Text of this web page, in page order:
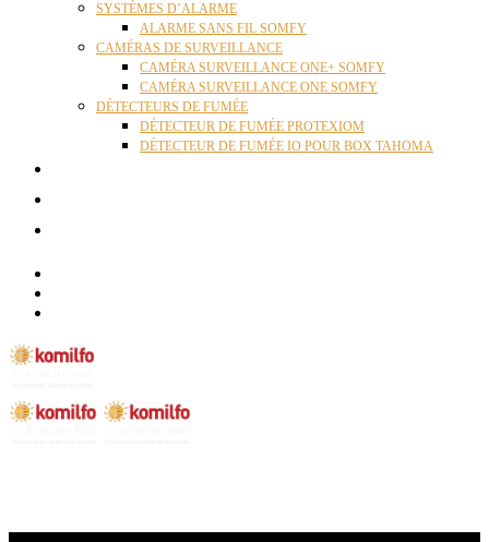
SYSTÈMES D’ALARME
ALARME SANS FIL SOMFY
CAMÉRAS DE SURVEILLANCE
CAMÉRA SURVEILLANCE ONE+ SOMFY
CAMÉRA SURVEILLANCE ONE SOMFY
DÉTECTEURS DE FUMÉE
DÉTECTEUR DE FUMÉE PROTEXIOM
DÉTECTEUR DE FUMÉE IO POUR BOX TAHOMA